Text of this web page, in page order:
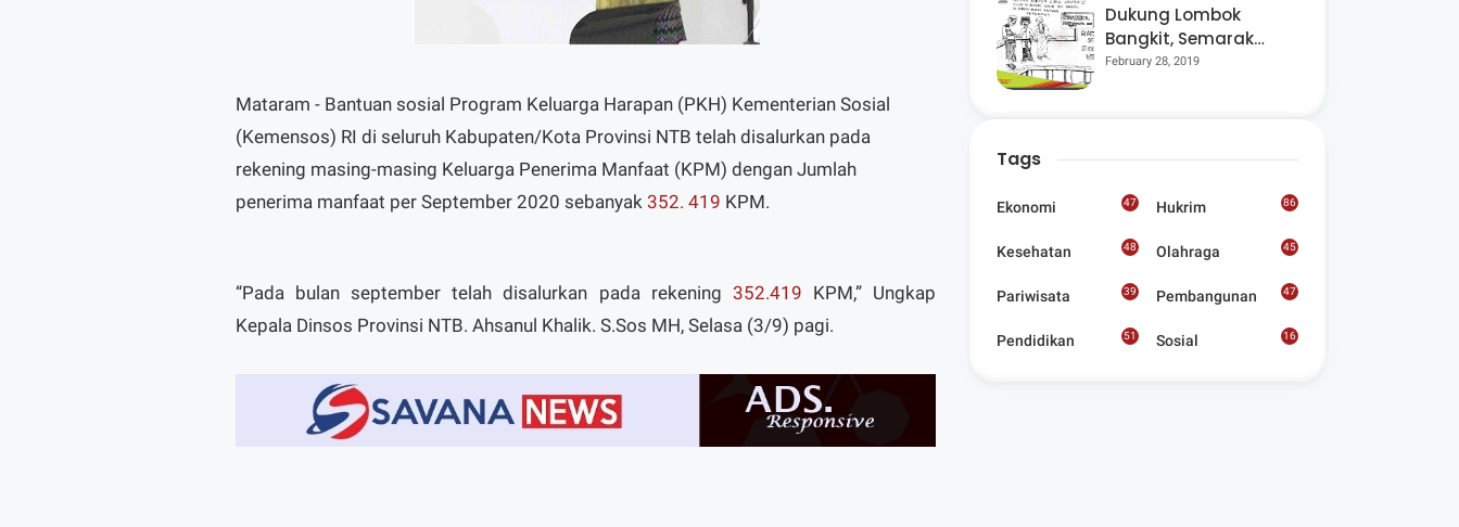
Mataram - Bantuan sosial Program Keluarga Harapan (PKH) Kementerian Sosial
(Kemensos) RI di seluruh Kabupaten/Kota Provinsi NTB telah disalurkan pada
rekening masing-masing Keluarga Penerima Manfaat (KPM) dengan Jumlah
penerima manfaat per September 2020 sebanyak 352. 419 KPM.
“Pada bulan september telah disalurkan pada rekening 352.419 KPM,” Ungkap
Kepala Dinsos Provinsi NTB. Ahsanul Khalik. S.Sos MH, Selasa (3/9) pagi.
Kegiatan Posyandu
Dukung Lombok
Bangkit, Semarak
Pesta Rakyat
Seniman Di Lombok
February 28, 2019
Tags
Ekonomi 47 Hukrim 86
Kesehatan 48 Olahraga 45
Pariwisata 39 Pembangunan 47
Pendidikan 51 Sosial
16